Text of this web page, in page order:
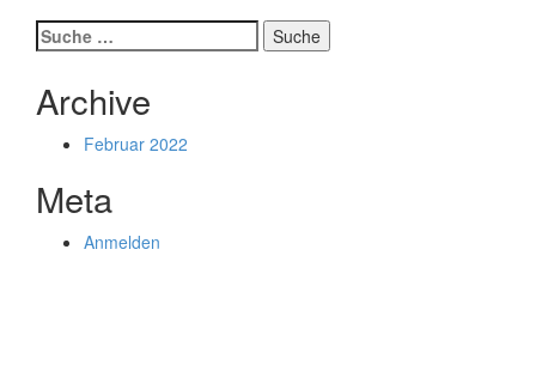
Paganini
Jazz
Suche
nach:
Archive
Februar 2022
Meta
Anmelden